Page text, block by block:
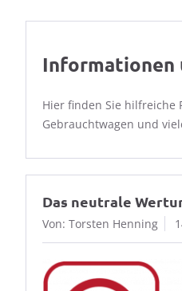
Informationen
Hier finden Sie hilfreiche
Gebrauchtwagen und
Das neutrale
Von: Torsten Henning